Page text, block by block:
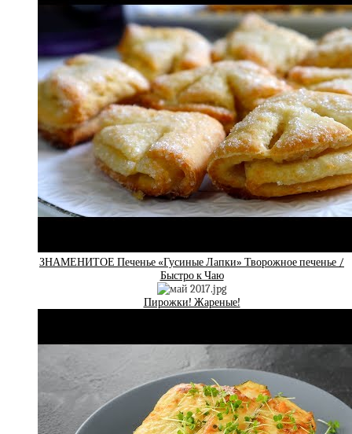
ЗНАМЕНИТОЕ Печенье «Гусиные Лапки» Творожное печенье /
Быстро к Чаю
Пирожки! Жареные!